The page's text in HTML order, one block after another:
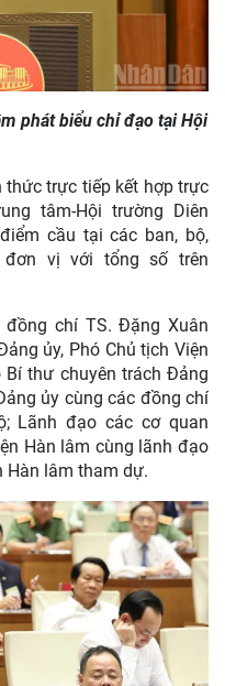
phát biểu chỉ đạo tại Hội
trực tiếp kết hợp trực
tâm-Hội trường Diên
cầu tại các ban, bộ,
đơn vị với tổng số trên
chí TS. Đặng Xuân
ủy, Phó Chủ tịch Viện
Bí thư chuyên trách Đảng
ủy cùng các đồng chí
Lãnh đạo các cơ quan
Hàn lâm cùng lãnh đạo
Hàn lâm tham dự.